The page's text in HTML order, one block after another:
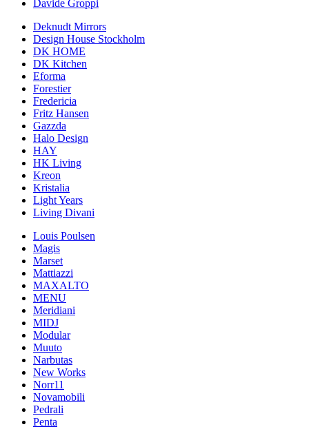
Davide Groppi
Deknudt Mirrors
Design House Stockholm
DK HOME
DK Kitchen
Eforma
Forestier
Fredericia
Fritz Hansen
Gazzda
Halo Design
HAY
HK Living
Kreon
Kristalia
Light Years
Living Divani
Louis Poulsen
Magis
Marset
Mattiazzi
MAXALTO
MENU
Meridiani
MIDJ
Modular
Muuto
Narbutas
New Works
Norr11
Novamobili
Pedrali
Penta